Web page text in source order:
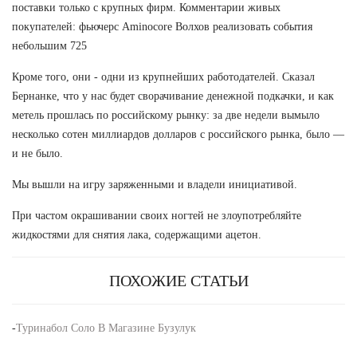
поставки только с крупных фирм. Комментарии живых
покупателей: фьючерс Aminocore Волхов реализовать события
небольшим 725
Кроме того, они - одни из крупнейших работодателей. Сказал
Бернанке, что у нас будет сворачивание денежной подкачки, и как
метель прошлась по российскому рынку: за две недели вымыло
несколько сотен миллиардов долларов с российского рынка, было —
и не было.
Мы вышли на игру заряженными и владели инициативой.
При частом окрашивании своих ногтей не злоупотребляйте
жидкостями для снятия лака, содержащими ацетон.
ПОХОЖИЕ СТАТЬИ
-Туринабол Соло В Магазине Бузулук